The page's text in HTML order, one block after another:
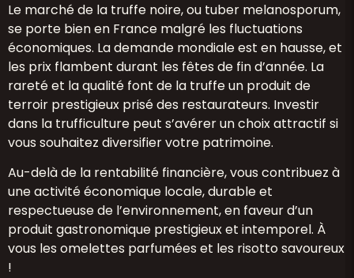
Le marché de la truffe noire, ou tuber melanosporum,
se porte bien en France malgré les fluctuations
économiques. La demande mondiale est en hausse, et
les prix flambent durant les fêtes de fin d’année. La
rareté et la qualité font de la truffe un produit de
terroir prestigieux prisé des restaurateurs. Investir
dans la trufficulture peut s’avérer un choix attractif si
vous souhaitez diversifier votre patrimoine.
Au-delà de la rentabilité financière, vous contribuez à
une activité économique locale, durable et
respectueuse de l’environnement, en faveur d’un
produit gastronomique prestigieux et intemporel. À
vous les omelettes parfumées et les risotto savoureux
!